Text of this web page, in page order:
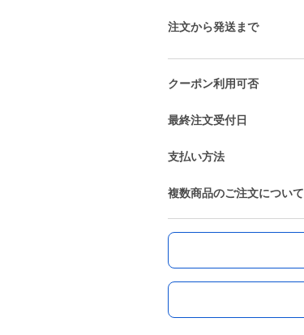
注文から発送まで
クーポン利用可否
最終注文受付日
支払い方法
複数商品のご注文について